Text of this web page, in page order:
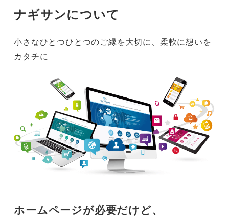
ナギサンについて
小さなひとつひとつのご縁を大切に、柔軟に想いを
カタチに
ホームページが必要だけど、